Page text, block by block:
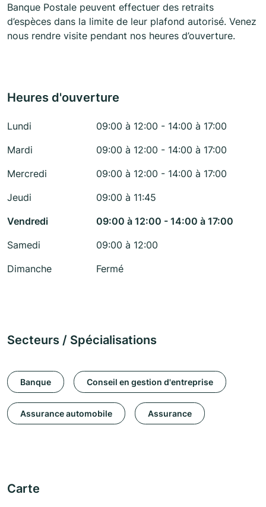
Banque Postale peuvent effectuer des retraits
d’espèces dans la limite de leur plafond autorisé. Venez
nous rendre visite pendant nos heures d’ouverture.
Heures d'ouverture
Lundi
09:00 à 12:00 - 14:00 à 17:00
Mardi
09:00 à 12:00 - 14:00 à 17:00
Mercredi
09:00 à 12:00 - 14:00 à 17:00
Jeudi
09:00 à 11:45
Vendredi
09:00 à 12:00 - 14:00 à 17:00
Samedi
09:00 à 12:00
Dimanche
Fermé
Secteurs / Spécialisations
Banque Conseil en gestion d'entreprise
Assurance automobile Assurance
Carte